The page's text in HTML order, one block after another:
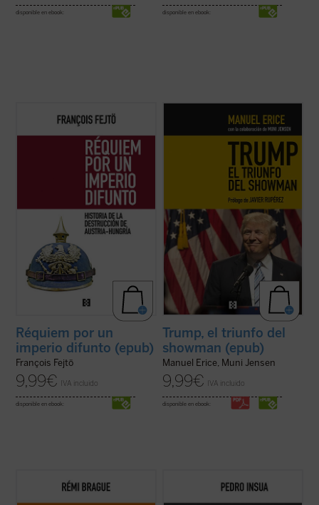
disponible en ebook: disponible en ebook:
Frente a la interpretación historiográfica
habitual, según la cual el Imperio austro-
que lo conformaban rechazaron continuar
en su seno, François Fejtö nos muestra en
este libro que la principal ... (ver ficha)
Réquiem por un
imperio difunto (epub)
François Fejtö
9,99€ IVA incluido
disponible en ebook:
Estamos ante una mirada periodística de la
irrepetible campaña que vivió Estados
Unidos, protagonizada por un populista
genuinamente americano, Donald Trump.
La aparición del magnate, que trivializó la
verdad con técnicas de reality show y su ...
Trump, el triunfo del
showman (epub)
Manuel Erice, Muni Jensen
9,99€ IVA incluido
disponible en ebook:
En la época moderna el hombre ha llegado
a la convicción de ser el creador de su
El presente ensayo analiza determinados
aspectos doctrinales relativos a las ideas